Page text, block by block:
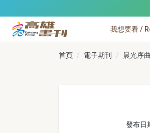
高雄畫刊
我想要看 /
首頁 電子期刊 晨光序
發布日